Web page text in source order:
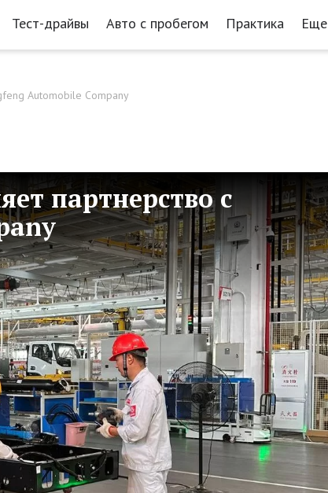
Тест-драйвы Авто с пробегом Практика Еще
Automobile Company
партнерство с